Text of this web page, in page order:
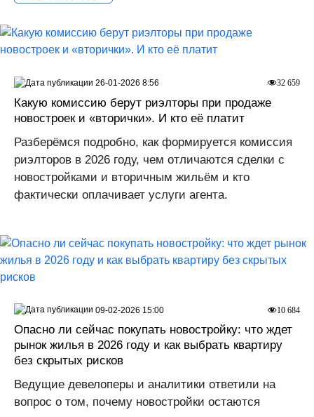
Какую комиссию берут риэлторы при продаже
новостроек и «вторички». И кто её платит
Разберёмся подробно, как формируется комиссия
риэлторов в 2026 году, чем отличаются сделки с
новостройками и вторичным жильём и кто
фактически оплачивает услуги агента.
32 659
26-01-2026 8:56
Опасно ли сейчас покупать новостройку: что ждет
рынок жилья в 2026 году и как выбрать квартиру
без скрытых рисков
Ведущие девелоперы и аналитики ответили на
вопрос о том, почему новостройки остаются
10 684
09-02-2026 15:00